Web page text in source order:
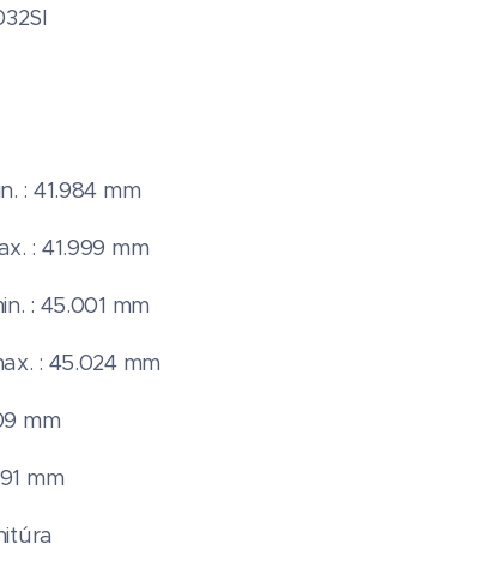
: 41.984 mm
: 41.999 mm
: 45.001 mm
: 45.024 mm
mm
mm